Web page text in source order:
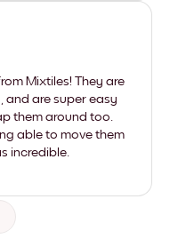
Mixtiles! They are
and are super easy
them around too.
able to move them
incredible.